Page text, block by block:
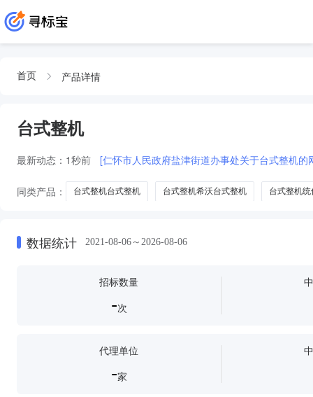
首页 产品详情
台式整机
最新动态： 1秒前 [仁怀市人民政府盐津街道办事处关于台式整机
同类产品： 台式整机台式整机 台式整机希沃台式整机 台式整机
数据统计 2021-08-06～2026-08-06
招标数量
-次
代理单位
-家